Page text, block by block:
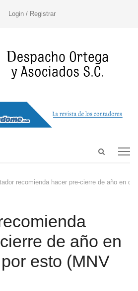
Login / Registrar
Open
recomienda hacer pre-cierre de año en
de año en
esto (MNV